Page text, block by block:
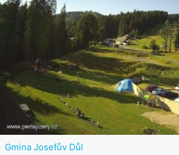
Gmina Josefův Důl